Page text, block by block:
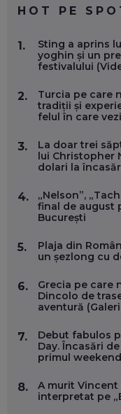
FOLOSEȘTI
SE VA
EP. 58
MARIUS
FOLOSEȘTI
EP. 57
EFICIENT
CARIERĂ DE
EP. 56
DOINA
EP. 55
VERTICALE
EP. 54
VALENTIN
PROCESE,
HOT PE
1.
Sting a aprins
yoghin și un
festivalului
2.
Turcia pe care
tradiții și
felul în care
3.
La doar trei
lui Christopher
dolari la
4.
„Nelson”,
final de august
București
5.
Plaja din
un șezlong cu
6.
Grecia pe care
Dincolo de
aventură
7.
Debut fabulos
Day. Încasări
primul
8.
A murit Vincent
interpretat pe